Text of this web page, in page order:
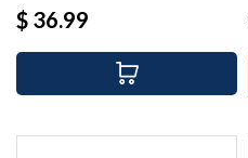
Precio
$ 36.99